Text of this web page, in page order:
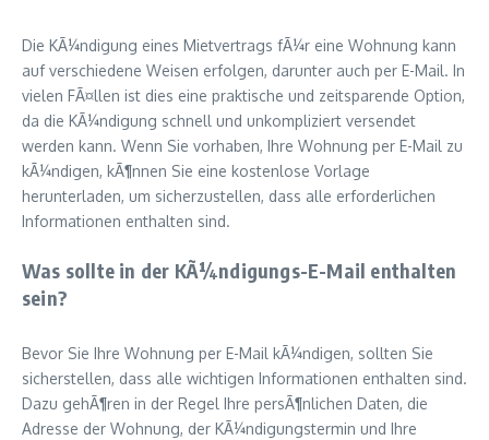
Die KÃ¼ndigung eines Mietvertrags fÃ¼r eine Wohnung kann
auf verschiedene Weisen erfolgen, darunter auch per E-Mail. In
vielen FÃ¤llen ist dies eine praktische und zeitsparende Option,
da die KÃ¼ndigung schnell und unkompliziert versendet
werden kann. Wenn Sie vorhaben, Ihre Wohnung per E-Mail zu
kÃ¼ndigen, kÃ¶nnen Sie eine kostenlose Vorlage
herunterladen, um sicherzustellen, dass alle erforderlichen
Informationen enthalten sind.
Was sollte in der KÃ¼ndigungs-E-Mail enthalten
sein?
Bevor Sie Ihre Wohnung per E-Mail kÃ¼ndigen, sollten Sie
sicherstellen, dass alle wichtigen Informationen enthalten sind.
Dazu gehÃ¶ren in der Regel Ihre persÃ¶nlichen Daten, die
Adresse der Wohnung, der KÃ¼ndigungstermin und Ihre